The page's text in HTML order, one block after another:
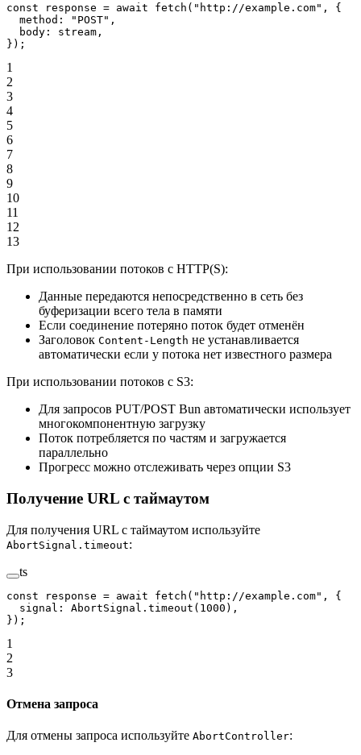
const response = await fetch ( "http://example.com" , {
  method:
"POST" ,
  body: stream,
});
1
2
3
4
5
6
7
8
9
10
11
12
13
При использовании потоков с HTTP(S):
Данные передаются непосредственно в сеть без
буферизации всего тела в памяти
Если соединение потеряно поток будет отменён
Заголовок Content-Length не устанавливается
автоматически если у потока нет известного размера
При использовании потоков с S3:
Для запросов PUT/POST Bun автоматически использует
многокомпонентную загрузку
Поток потребляется по частям и загружается
параллельно
Прогресс можно отслеживать через опции S3
Получение URL с таймаутом
Для получения URL с таймаутом используйте
AbortSignal.timeout:
ts
const response = await fetch ( "http://example.com" , {
  signal: AbortSignal.
timeout ( 1000 ),
});
1
2
3
Отмена запроса
Для отмены запроса используйте AbortController: